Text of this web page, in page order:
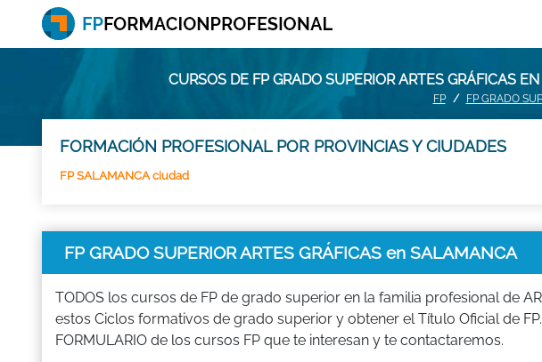
CURSOS DE FP GRADO SUPERIOR ARTES GRÁFICAS
FP FP GRADO
FORMACIÓN PROFESIONAL POR PROVINCIAS Y CIUDADES
FP SALAMANCA ciudad
FP GRADO SUPERIOR ARTES GRÁFICAS en SALAMANCA
TODOS los cursos de FP de grado superior en la familia profesional de
estos Ciclos formativos de grado superior y obtener el Título Oficial de
FORMULARIO de los cursos FP que te interesan y te contactaremos.